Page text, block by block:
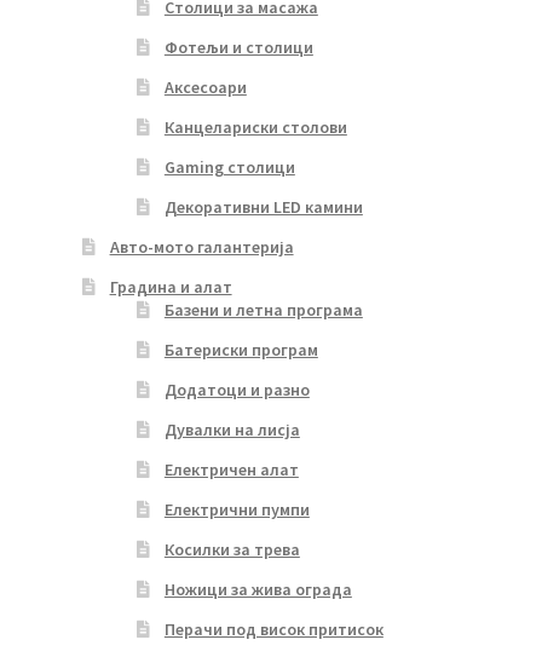
Столици за масажа
Фотељи и столици
Аксесоари
Канцелариски столови
Gaming столици
Декоративни LED камини
Авто-мото галантерија
Градина и алат
Базени и летна програма
Батериски програм
Додатоци и разно
Дувалки на лисја
Електричен алат
Електрични пумпи
Косилки за трева
Ножици за жива ограда
Перачи под висок притисок